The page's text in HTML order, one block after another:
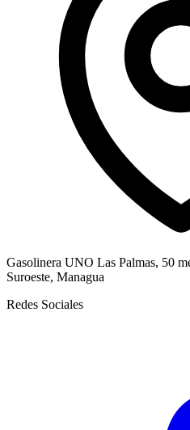
Gasolinera UNO Las Palmas, 50
Suroeste, Managua
Redes Sociales